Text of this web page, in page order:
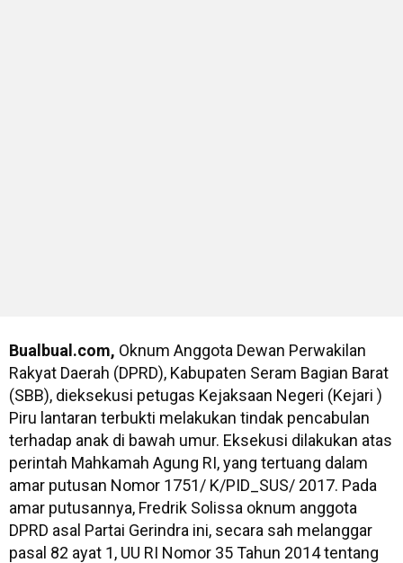
Bualbual.com, Oknum Anggota Dewan Perwakilan
Rakyat Daerah (DPRD), Kabupaten Seram Bagian Barat
(SBB), dieksekusi petugas Kejaksaan Negeri (Kejari )
Piru lantaran terbukti melakukan tindak pencabulan
terhadap anak di bawah umur. Eksekusi dilakukan atas
perintah Mahkamah Agung RI, yang tertuang dalam
amar putusan Nomor 1751/ K/PID_SUS/ 2017. Pada
amar putusannya, Fredrik Solissa oknum anggota
DPRD asal Partai Gerindra ini, secara sah melanggar
pasal 82 ayat 1, UU RI Nomor 35 Tahun 2014 tentang